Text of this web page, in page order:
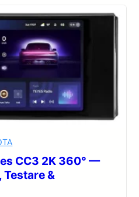
CC3 2K 360° —
Testare &